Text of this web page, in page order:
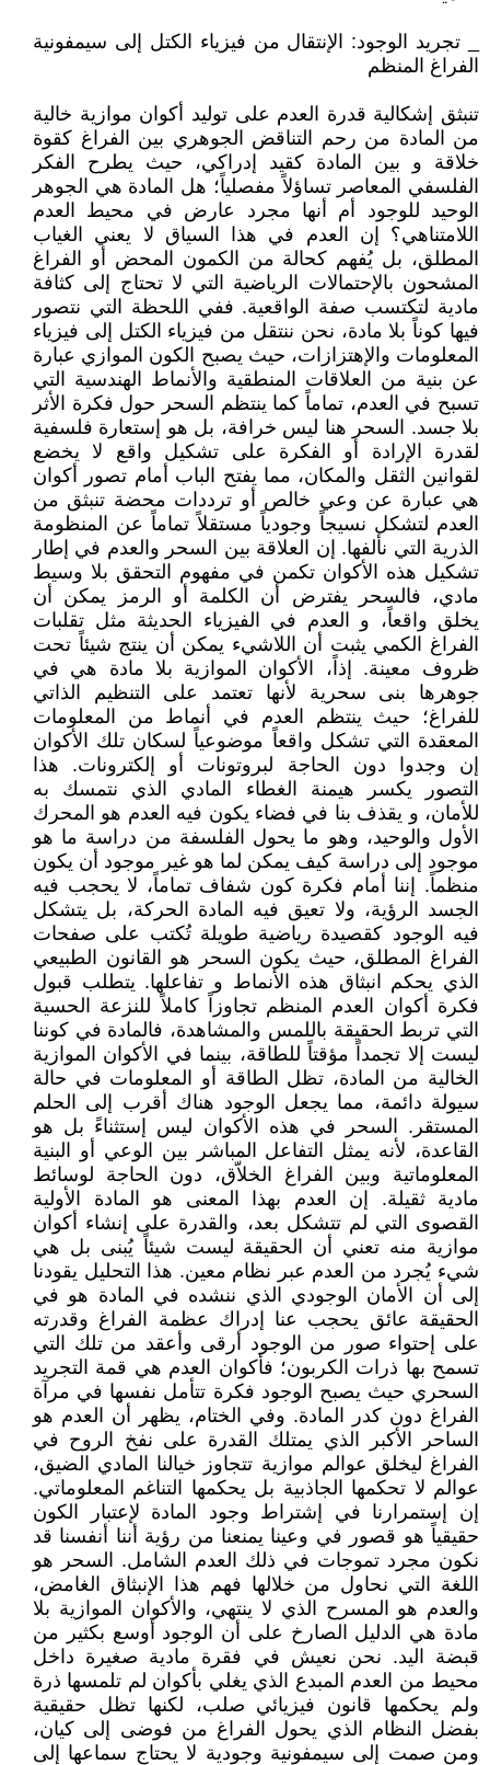
_ تجريد الوجود: الإنتقال من فيزياء الكتل إلى سيمفونية
الفراغ المنظم
تنبثق إشكالية قدرة العدم على توليد أكوان موازية خالية
من المادة من رحم التناقض الجوهري بين الفراغ كقوة
خلاقة و بين المادة كقيد إدراكي، حيث يطرح الفكر
الفلسفي المعاصر تساؤلاً مفصلياً؛ هل المادة هي الجوهر
الوحيد للوجود أم أنها مجرد عارض في محيط العدم
اللامتناهي؟ إن العدم في هذا السياق لا يعني الغياب
المطلق، بل يُفهم كحالة من الكمون المحض أو الفراغ
المشحون بالإحتمالات الرياضية التي لا تحتاج إلى كثافة
مادية لتكتسب صفة الواقعية. ففي اللحظة التي نتصور
فيها كوناً بلا مادة، نحن ننتقل من فيزياء الكتل إلى فيزياء
المعلومات والإهتزازات، حيث يصبح الكون الموازي عبارة
عن بنية من العلاقات المنطقية والأنماط الهندسية التي
تسبح في العدم، تماماً كما ينتظم السحر حول فكرة الأثر
بلا جسد. السحر هنا ليس خرافة، بل هو إستعارة فلسفية
لقدرة الإرادة أو الفكرة على تشكيل واقع لا يخضع
لقوانين الثقل والمكان، مما يفتح الباب أمام تصور أكوان
هي عبارة عن وعي خالص أو ترددات محضة تنبثق من
العدم لتشكل نسيجاً وجودياً مستقلاً تماماً عن المنظومة
الذرية التي نألفها. إن العلاقة بين السحر والعدم في إطار
تشكيل هذه الأكوان تكمن في مفهوم التحقق بلا وسيط
مادي، فالسحر يفترض أن الكلمة أو الرمز يمكن أن
يخلق واقعاً، و العدم في الفيزياء الحديثة مثل تقلبات
الفراغ الكمي يثبت أن اللاشيء يمكن أن ينتج شيئاً تحت
ظروف معينة. إذاً، الأكوان الموازية بلا مادة هي في
جوهرها بنى سحرية لأنها تعتمد على التنظيم الذاتي
للفراغ؛ حيث ينتظم العدم في أنماط من المعلومات
المعقدة التي تشكل واقعاً موضوعياً لسكان تلك الأكوان
إن وجدوا دون الحاجة لبروتونات أو إلكترونات. هذا
التصور يكسر هيمنة الغطاء المادي الذي نتمسك به
للأمان، و يقذف بنا في فضاء يكون فيه العدم هو المحرك
الأول والوحيد، وهو ما يحول الفلسفة من دراسة ما هو
موجود إلى دراسة كيف يمكن لما هو غير موجود أن يكون
منظماً. إننا أمام فكرة كون شفاف تماماً، لا يحجب فيه
الجسد الرؤية، ولا تعيق فيه المادة الحركة، بل يتشكل
فيه الوجود كقصيدة رياضية طويلة تُكتب على صفحات
الفراغ المطلق، حيث يكون السحر هو القانون الطبيعي
الذي يحكم انبثاق هذه الأنماط و تفاعلها. يتطلب قبول
فكرة أكوان العدم المنظم تجاوزاً كاملاً للنزعة الحسية
التي تربط الحقيقة باللمس والمشاهدة، فالمادة في كوننا
ليست إلا تجمداً مؤقتاً للطاقة، بينما في الأكوان الموازية
الخالية من المادة، تظل الطاقة أو المعلومات في حالة
سيولة دائمة، مما يجعل الوجود هناك أقرب إلى الحلم
المستقر. السحر في هذه الأكوان ليس إستثناءً بل هو
القاعدة، لأنه يمثل التفاعل المباشر بين الوعي أو البنية
المعلوماتية وبين الفراغ الخلاّق، دون الحاجة لوسائط
مادية ثقيلة. إن العدم بهذا المعنى هو المادة الأولية
القصوى التي لم تتشكل بعد، والقدرة على إنشاء أكوان
موازية منه تعني أن الحقيقة ليست شيئاً يُبنى بل هي
شيء يُجرد من العدم عبر نظام معين. هذا التحليل يقودنا
إلى أن الأمان الوجودي الذي ننشده في المادة هو في
الحقيقة عائق يحجب عنا إدراك عظمة الفراغ وقدرته
على إحتواء صور من الوجود أرقى وأعقد من تلك التي
تسمح بها ذرات الكربون؛ فأكوان العدم هي قمة التجريد
السحري حيث يصبح الوجود فكرة تتأمل نفسها في مرآة
الفراغ دون كدر المادة. وفي الختام، يظهر أن العدم هو
الساحر الأكبر الذي يمتلك القدرة على نفخ الروح في
الفراغ ليخلق عوالم موازية تتجاوز خيالنا المادي الضيق،
عوالم لا تحكمها الجاذبية بل يحكمها التناغم المعلوماتي.
إن إستمرارنا في إشتراط وجود المادة لإعتبار الكون
حقيقياً هو قصور في وعينا يمنعنا من رؤية أننا أنفسنا قد
نكون مجرد تموجات في ذلك العدم الشامل. السحر هو
اللغة التي نحاول من خلالها فهم هذا الإنبثاق الغامض،
والعدم هو المسرح الذي لا ينتهي، والأكوان الموازية بلا
مادة هي الدليل الصارخ على أن الوجود أوسع بكثير من
قبضة اليد. نحن نعيش في فقرة مادية صغيرة داخل
محيط من العدم المبدع الذي يغلي بأكوان لم تلمسها ذرة
ولم يحكمها قانون فيزيائي صلب، لكنها تظل حقيقية
بفضل النظام الذي يحول الفراغ من فوضى إلى كيان،
ومن صمت إلى سيمفونية وجودية لا يحتاج سماعها إلى